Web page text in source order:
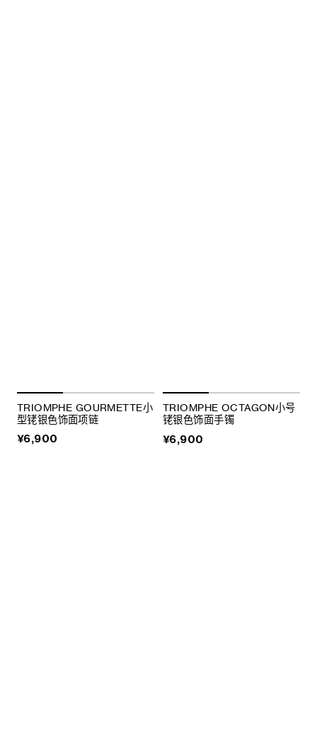
TRIOMPHE GOURMETTE小
型铑银色饰面项链
¥6,900
TRIOMPHE OCTAGON小号
铑银色饰面手镯
¥6,900